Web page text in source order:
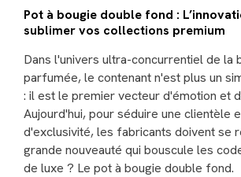
Pot à bougie double fond :
sublimer vos collections premium
Dans l'univers ultra-concurrentiel de la
parfumée, le contenant n'est plus un
: il est le premier vecteur d'émotion et
Aujourd'hui, pour séduire une clientèle
d'exclusivité, les fabricants doivent se
grande nouveauté qui bouscule les
de luxe ? Le pot à bougie double fond.